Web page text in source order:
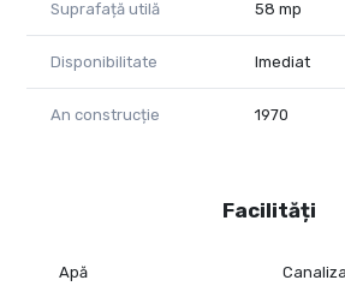
să își dezvolte o afacere locală într-o
comercial ridicat, în centrul localității
Email: carol.szekeres@propertylab.ro
Suprafață utilă 58 mp
Disponibilitate Imediat
An construcție 1970
Facilități
Apă